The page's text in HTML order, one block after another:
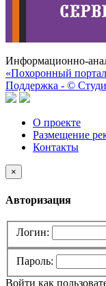
Информационно-
«Похоронный
Поддержка - ©
О проекте
Размещение
Контакты
×
Авторизация
Логин:
Пароль:
Войти как